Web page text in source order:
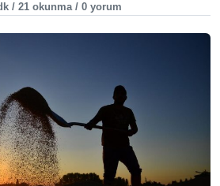
/ 21 okunma / 0 yorum